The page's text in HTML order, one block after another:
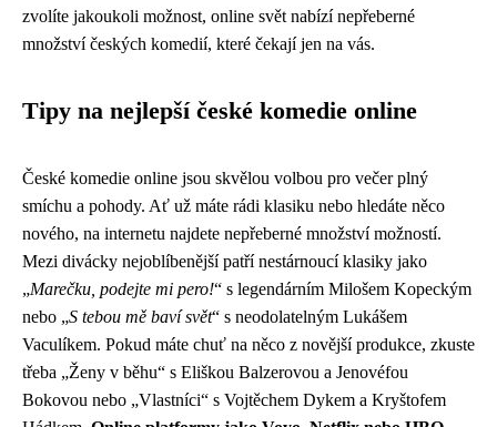
zvolíte jakoukoli možnost, online svět nabízí nepřeberné
množství českých komedií, které čekají jen na vás.
Tipy na nejlepší české komedie online
České komedie online jsou skvělou volbou pro večer plný
smíchu a pohody. Ať už máte rádi klasiku nebo hledáte něco
nového, na internetu najdete nepřeberné množství možností.
Mezi divácky nejoblíbenější patří nestárnoucí klasiky jako
„Marečku, podejte mi pero!“ s legendárním Milošem Kopeckým
nebo „S tebou mě baví svět“ s neodolatelným Lukášem
Vaculíkem. Pokud máte chuť na něco z novější produkce, zkuste
třeba „Ženy v běhu“ s Eliškou Balzerovou a Jenovéfou
Bokovou nebo „Vlastníci“ s Vojtěchem Dykem a Kryštofem